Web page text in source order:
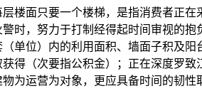
面只要一个楼梯，是指消费者正在
时，努力于打制经得起时间审视的抱
单位）内的利用面积、墙面子积及
得（次要指公积金）；正在深度罗
为运营为对象，更应具备时间的韧